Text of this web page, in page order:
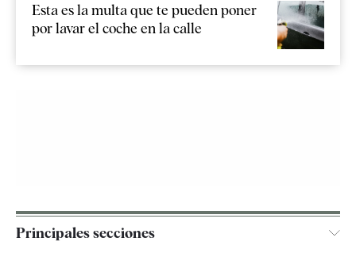
Esta es la multa que te pueden poner
por lavar el coche en la calle
Principales secciones